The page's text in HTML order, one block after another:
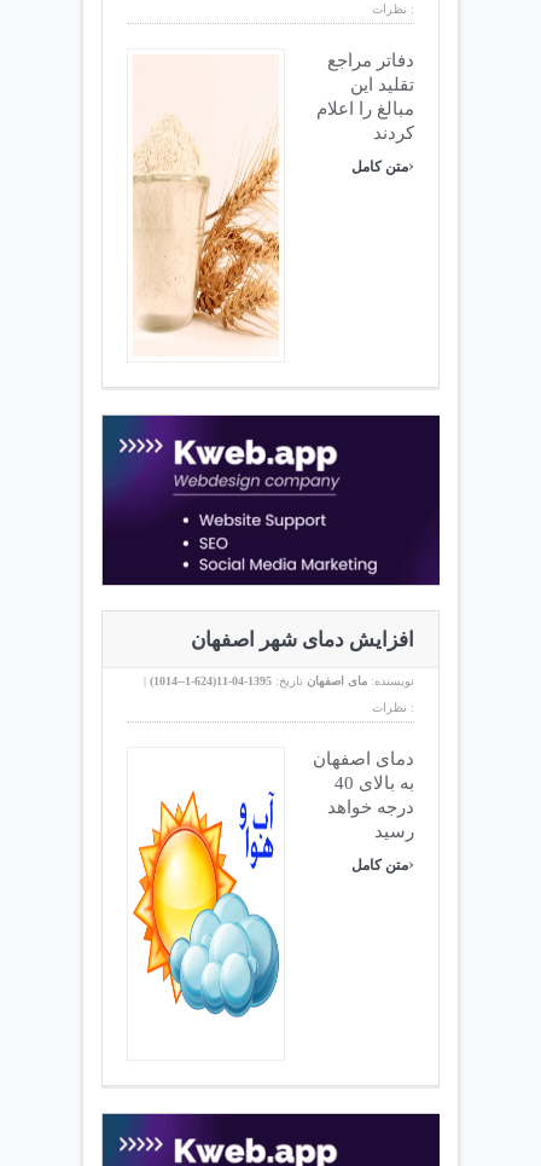
نظرات :
دفاتر مراجع
تقلید این
مبالغ را اعلام
کردند
متن کامل›
افزایش دمای شهر اصفهان
نویسنده: مای اصفهان تاریخ: 1395-04-11(
624-1--1014
)
|
نظرات :
دمای اصفهان
به بالای 40
درجه خواهد
رسید
متن کامل›